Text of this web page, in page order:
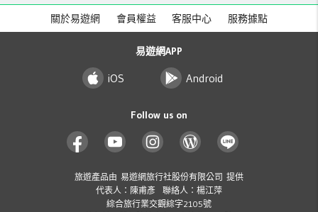
關於易遊網 會員權益 客服中心 服務據點
易遊網APP
iOS Android
Follow us on
旅遊產品由 易遊網旅行社股份有限公司 提供
代表人：陳甫彥 聯絡人：楊江萍
綜合旅行業交觀綜字2105號